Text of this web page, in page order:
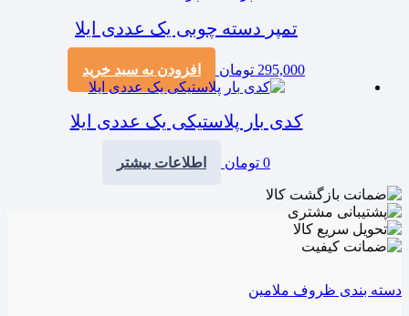
تمپر دسته چوبی یک عددی ایلا
295,000 تومان افزودن به سبد خرید
کدی بار پلاستیکی یک عددی ایلا
0 تومان اطلاعات بیشتر
دسته بندی ظروف ملامین